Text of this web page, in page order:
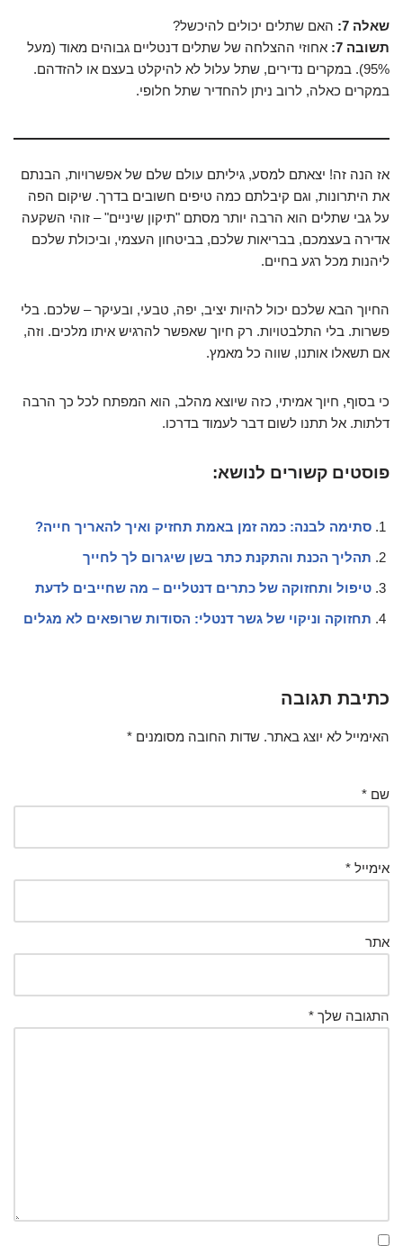
שאלה 7:
האם שתלים יכולים להיכשל?
תשובה 7:
אחוזי ההצלחה של שתלים דנטליים גבוהים מאוד (מעל
95%). במקרים נדירים, שתל עלול לא להיקלט בעצם או להזדהם.
במקרים כאלה, לרוב ניתן להחדיר שתל חלופי.
אז הנה זה! יצאתם למסע, גיליתם עולם שלם של אפשרויות, הבנתם
את היתרונות, וגם קיבלתם כמה טיפים חשובים בדרך. שיקום הפה
על גבי שתלים הוא הרבה יותר מסתם "תיקון שיניים" – זוהי השקעה
אדירה בעצמכם, בבריאות שלכם, בביטחון העצמי, וביכולת שלכם
ליהנות מכל רגע בחיים.
החיוך הבא שלכם יכול להיות יציב, יפה, טבעי, ובעיקר – שלכם. בלי
פשרות. בלי התלבטויות. רק חיוך שאפשר להרגיש איתו מלכים. וזה,
אם תשאלו אותנו, שווה כל מאמץ.
כי בסוף, חיוך אמיתי, כזה שיוצא מהלב, הוא המפתח לכל כך הרבה
דלתות. אל תתנו לשום דבר לעמוד בדרכו.
פוסטים קשורים לנושא:
סתימה לבנה: כמה זמן באמת תחזיק ואיך להאריך חייה?
תהליך הכנת והתקנת כתר בשן שיגרום לך לחייך
טיפול ותחזוקה של כתרים דנטליים – מה שחייבים לדעת
תחזוקה וניקוי של גשר דנטלי: הסודות שרופאים לא מגלים
כתיבת תגובה
האימייל לא יוצג באתר. שדות החובה מסומנים *
שם *
אימייל *
אתר
התגובה שלך *